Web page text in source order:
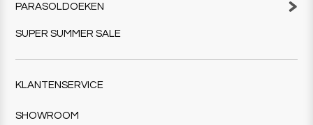
PARASOLDOEKEN
SUPER SUMMER SALE
KLANTENSERVICE
SHOWROOM